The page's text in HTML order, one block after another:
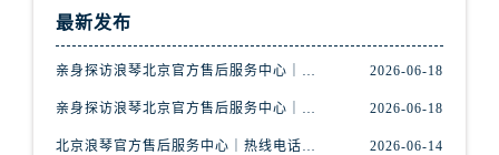
最新发布
亲身探访浪琴北京官方售后服务中心｜最新地址及服务热线（2026年6月最新） 2026-06-18
亲身探访浪琴北京官方售后服务中心｜最新网点地址及热线（2026年6月最新） 2026-06-18
北京浪琴官方售后服务中心｜热线电话与网点地址权威信息公示（2026年6月最新） 2026-06-14